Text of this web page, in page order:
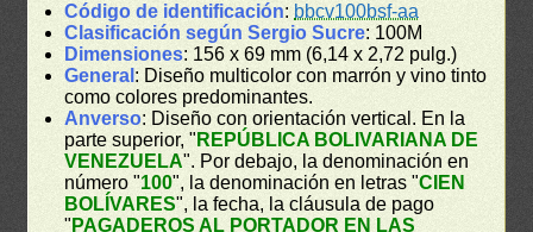
Código de identificación: bbcv100bsf-aa
Clasificación según Sergio Sucre: 100M
Dimensiones: 156 x 69 mm (6,14 x 2,72 pulg.)
General : Diseño multicolor con marrón y vino tinto
como colores predominantes.
Anverso: Diseño con orientación vertical. En la
parte superior, " REPÚBLICA BOLIVARIANA DE
VENEZUELA". Por debajo, la denominación en
número "100", la denominación en letras "CIEN
BOLÍVARES", la fecha, la cláusula de pago
" PAGADEROS AL PORTADOR EN LAS